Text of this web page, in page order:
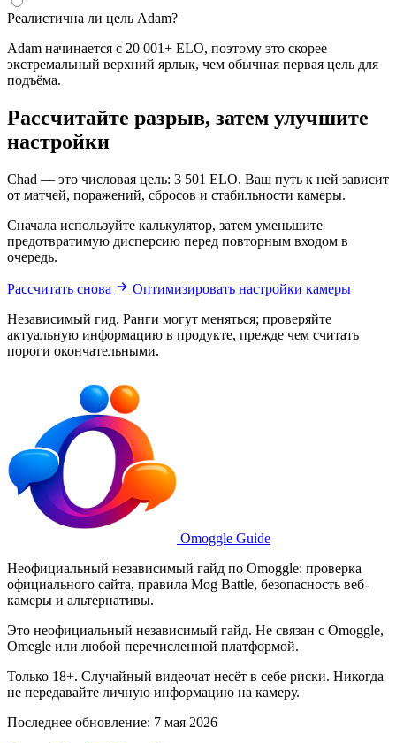
Реалистична ли цель Adam?
Adam начинается с 20 001+ ELO, поэтому это скорее
экстремальный верхний ярлык, чем обычная первая цель для
подъёма.
Рассчитайте разрыв, затем улучшите
настройки
Chad — это числовая цель: 3 501 ELO. Ваш путь к ней зависит
от матчей, поражений, сбросов и стабильности камеры.
Сначала используйте калькулятор, затем уменьшите
предотвратимую дисперсию перед повторным входом в
очередь.
Рассчитать снова
Оптимизировать настройки камеры
Независимый гид. Ранги могут меняться; проверяйте
актуальную информацию в продукте, прежде чем считать
пороги окончательными.
Omoggle Guide
Неофициальный независимый гайд по Omoggle: проверка
официального сайта, правила Mog Battle, безопасность веб-
камеры и альтернативы.
Это неофициальный независимый гайд. Не связан с Omoggle,
Omegle или любой перечисленной платформой.
Только 18+. Случайный видеочат несёт в себе риски. Никогда
не передавайте личную информацию на камеру.
Последнее обновление: 7 мая 2026